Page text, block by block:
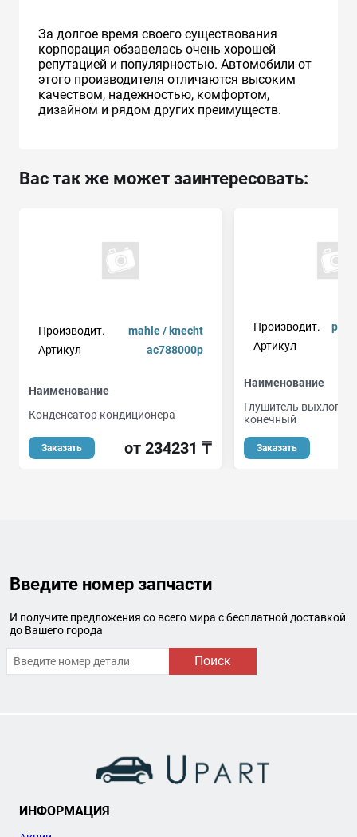
За долгое время своего существования
корпорация обзавелась очень хорошей
репутацией и популярностью. Автомобили от
этого производителя отличаются высоким
качеством, надежностью, комфортом,
дизайном и рядом других преимуществ.
Вас так же может заинтересовать:
Производит.
mahle / knecht
Артикул
ac788000p
Наименование
Конденсатор кондиционера
Заказать от 234231 ₸
Производит.
Артикул
Наименование
Глушитель
конечный
Заказать
Введите номер запчасти
И получите предложения со всего мира с бесплатной доставкой
до Вашего города
Поиск
ИНФОРМАЦИЯ